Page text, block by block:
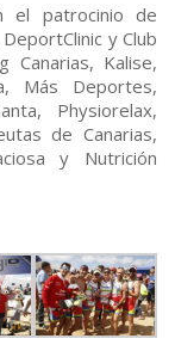
el patrocinio de
y Club
Canarias, Kalise,
Más Deportes,
Physiorelax,
de Canarias,
y Nutrición